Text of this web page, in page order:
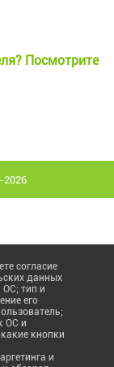
Посмотрите
согласие
данных
ОС; тип и
его
ОС и
кнопки
и